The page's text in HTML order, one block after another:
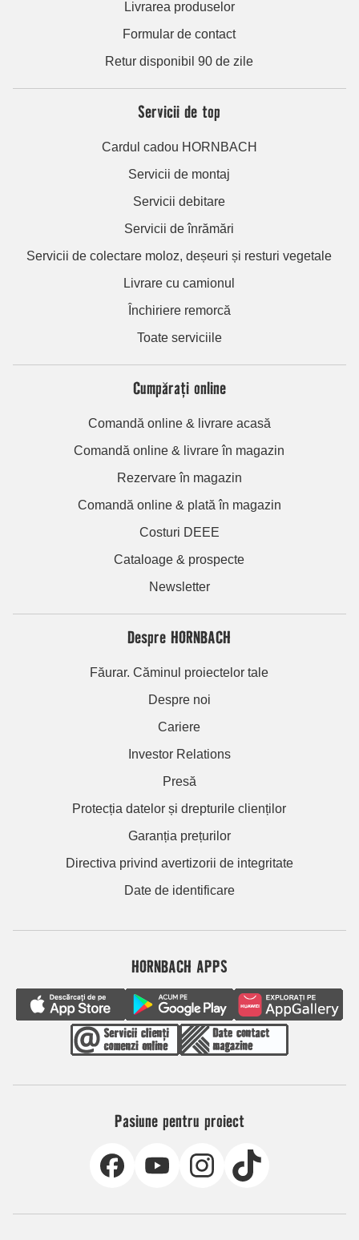
Livrarea produselor
Formular de contact
Retur disponibil 90 de zile
Servicii de top
Cardul cadou HORNBACH
Servicii de montaj
Servicii debitare
Servicii de înrămări
Servicii de colectare moloz, deșeuri și resturi vegetale
Livrare cu camionul
Închiriere remorcă
Toate serviciile
Cumpărați online
Comandă online & livrare acasă
Comandă online & livrare în magazin
Rezervare în magazin
Comandă online & plată în magazin
Costuri DEEE
Cataloage & prospecte
Newsletter
Despre HORNBACH
Făurar. Căminul proiectelor tale
Despre noi
Cariere
Investor Relations
Presă
Protecția datelor și drepturile clienților
Garanția prețurilor
Directiva privind avertizorii de integritate
Date de identificare
HORNBACH APPS
Pasiune pentru proiect